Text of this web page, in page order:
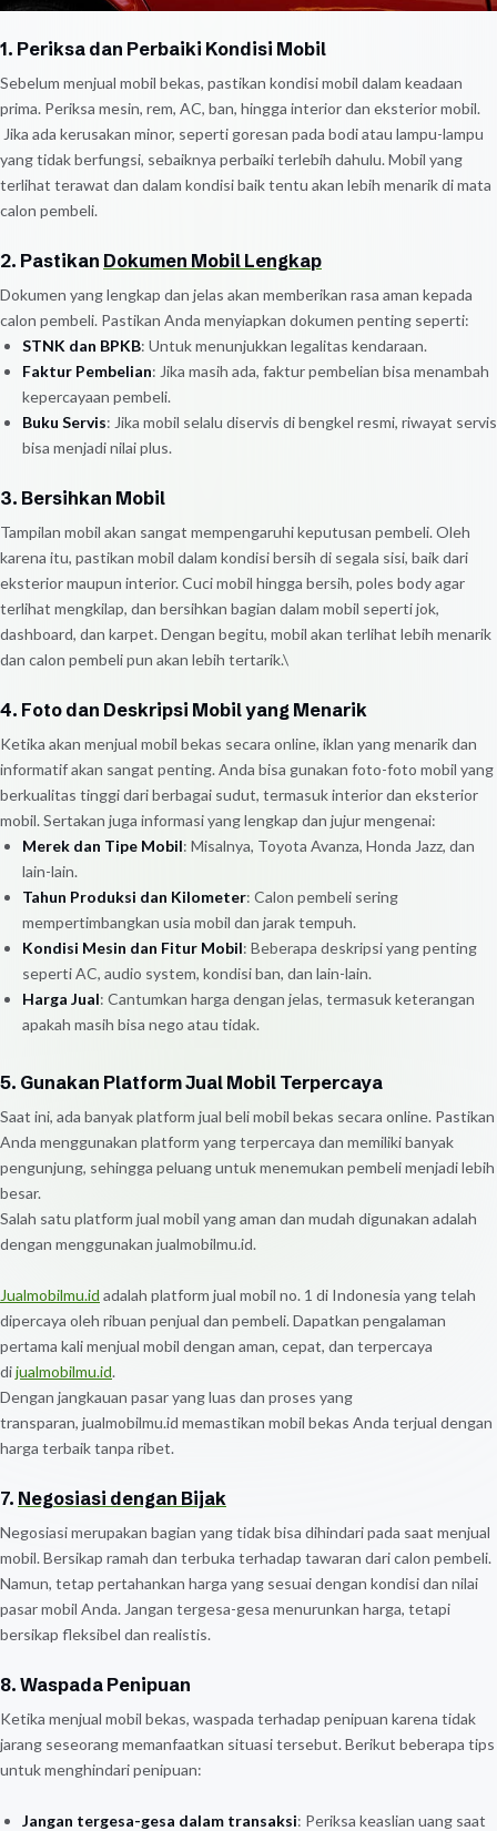
1. Periksa dan Perbaiki Kondisi Mobil
Sebelum menjual mobil bekas, pastikan kondisi mobil dalam keadaan
prima. Periksa mesin, rem, AC, ban, hingga interior dan eksterior mobil.
Jika ada kerusakan minor, seperti goresan pada bodi atau lampu-lampu
yang tidak berfungsi, sebaiknya perbaiki terlebih dahulu. Mobil yang
terlihat terawat dan dalam kondisi baik tentu akan lebih menarik di mata
calon pembeli.
2. Pastikan Dokumen Mobil Lengkap
Dokumen yang lengkap dan jelas akan memberikan rasa aman kepada
calon pembeli. Pastikan Anda menyiapkan dokumen penting seperti:
STNK dan BPKB: Untuk menunjukkan legalitas kendaraan.
Faktur Pembelian: Jika masih ada, faktur pembelian bisa menambah
kepercayaan pembeli.
Buku Servis: Jika mobil selalu diservis di bengkel resmi, riwayat servis
bisa menjadi nilai plus.
3. Bersihkan Mobil
Tampilan mobil akan sangat mempengaruhi keputusan pembeli. Oleh
karena itu, pastikan mobil dalam kondisi bersih di segala sisi, baik dari
eksterior maupun interior. Cuci mobil hingga bersih, poles body agar
terlihat mengkilap, dan bersihkan bagian dalam mobil seperti jok,
dashboard, dan karpet. Dengan begitu, mobil akan terlihat lebih menarik
dan calon pembeli pun akan lebih tertarik.\
4. Foto dan Deskripsi Mobil yang Menarik
Ketika akan menjual mobil bekas secara online, iklan yang menarik dan
informatif akan sangat penting. Anda bisa gunakan foto-foto mobil yang
berkualitas tinggi dari berbagai sudut, termasuk interior dan eksterior
mobil. Sertakan juga informasi yang lengkap dan jujur mengenai:
Merek dan Tipe Mobil: Misalnya, Toyota Avanza, Honda Jazz, dan
lain-lain.
Tahun Produksi dan Kilometer: Calon pembeli sering
mempertimbangkan usia mobil dan jarak tempuh.
Kondisi Mesin dan Fitur Mobil: Beberapa deskripsi yang penting
seperti AC, audio system, kondisi ban, dan lain-lain.
Harga Jual: Cantumkan harga dengan jelas, termasuk keterangan
apakah masih bisa nego atau tidak.
5. Gunakan Platform Jual Mobil Terpercaya
Saat ini, ada banyak platform jual beli mobil bekas secara online. Pastikan
Anda menggunakan platform yang terpercaya dan memiliki banyak
pengunjung, sehingga peluang untuk menemukan pembeli menjadi lebih
besar.
Salah satu platform jual mobil yang aman dan mudah digunakan adalah
dengan menggunakan jualmobilmu.id.
Jualmobilmu.id adalah platform jual mobil no. 1 di Indonesia yang telah
dipercaya oleh ribuan penjual dan pembeli. Dapatkan pengalaman
pertama kali menjual mobil dengan aman, cepat, dan terpercaya
dijualmobilmu.id.
Dengan jangkauan pasar yang luas dan proses yang
transparan, jualmobilmu.id memastikan mobil bekas Anda terjual dengan
harga terbaik tanpa ribet.
7. Negosiasi dengan Bijak
Negosiasi merupakan bagian yang tidak bisa dihindari pada saat menjual
mobil. Bersikap ramah dan terbuka terhadap tawaran dari calon pembeli.
Namun, tetap pertahankan harga yang sesuai dengan kondisi dan nilai
pasar mobil Anda. Jangan tergesa-gesa menurunkan harga, tetapi
bersikap fleksibel dan realistis.
8. Waspada Penipuan
Ketika menjual mobil bekas, waspada terhadap penipuan karena tidak
jarang seseorang memanfaatkan situasi tersebut. Berikut beberapa tips
untuk menghindari penipuan:
Jangan tergesa-gesa dalam transaksi: Periksa keaslian uang saat